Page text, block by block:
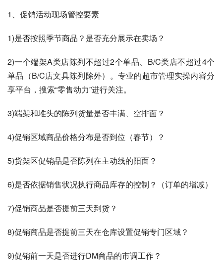
1、促销活动现场管控要素
1)是否按照季节商品？是否充分展示在卖场？
2)一个端架A类店陈列不超过2个单品、B/C类店不超过4个
单品（B/C店文具陈列除外）。专业的超市管理实操内容分
享平台，搜索“零售动力”进行关注。
3)端架和堆头的陈列货量是否丰满、空排面？
4)促销区域商品价格分布是否到位（春节）？
5)货架区促销品是否陈列在主动线的阳面？
6)是否依据销售状况执行商品库存的控制？（订单的增减）
7)促销商品是否提前三天到货？
8)促销商品是否提前三天在仓库设置促销专门区域？
9)促销前一天是否进行DM商品的市调工作？